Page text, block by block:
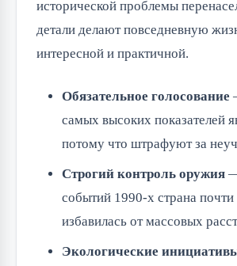
исторической проблемы
детали делают повседневную
интересной и практичной.
Обязательное голосование
самых высоких показателей
потому что штрафуют за
Строгий контроль оружия
событий 1990-х страна
избавилась от массовых
Экологические